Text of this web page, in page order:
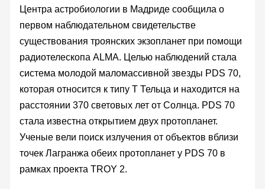
Центра астробиологии в Мадриде сообщила о
первом наблюдательном свидетельстве
существования троянских экзопланет при помощи
радиотелескопа ALMA. Целью наблюдений стала
система молодой маломассивной звезды PDS 70,
которая относится к типу Т Тельца и находится на
расстоянии 370 световых лет от Солнца. PDS 70
стала известна открытием двух протопланет.
Ученые вели поиск излучения от объектов вблизи
точек Лагранжа обеих протопланет у PDS 70 в
рамках проекта TROY 2.